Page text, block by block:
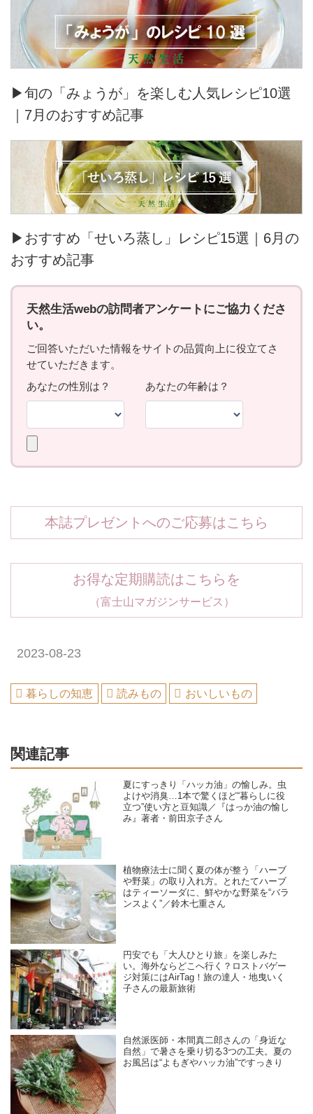
▶旬の「みょうが」を楽しむ人気レシピ10選
｜7月のおすすめ記事
▶おすすめ「せいろ蒸し」レシピ15選｜6月の
おすすめ記事
本誌プレゼントへのご応募はこちら
お得な定期購読はこちらを
（富士山マガジンサービス）
2023-08-23
暮らしの知恵 読みもの おいしいもの
関連記事
夏にすっきり「ハッカ油」の愉しみ。虫
よけや消臭…1本で驚くほど“暮らしに役
立つ”使い方と豆知識／『はっか油の愉し
み』著者・前田京子さん
植物療法士に聞く夏の体が整う「ハーブ
や野菜」の取り入れ方。とれたてハーブ
はティーソーダに、鮮やかな野菜を“バラ
ンスよく”／鈴木七重さん
円安でも「大人ひとり旅」を楽しみた
い。海外ならどこへ行く？ロストバゲー
ジ対策にはAirTag！旅の達人・地曳いく
子さんの最新旅術
自然派医師・本間真二郎さんの「身近な
自然」で暑さを乗り切る3つの工夫。夏の
お風呂は“よもぎやハッカ油”ですっきり